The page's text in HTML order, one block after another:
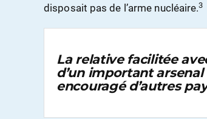
disposait pas de l’arme nucléaire.3
La relative facilitée
d’un important
encouragé d’autres